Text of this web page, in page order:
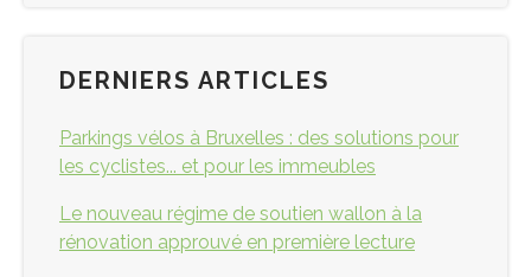
DERNIERS ARTICLES
Parkings vélos à Bruxelles : des solutions pour
les cyclistes... et pour les immeubles
Le nouveau régime de soutien wallon à la
rénovation approuvé en première lecture